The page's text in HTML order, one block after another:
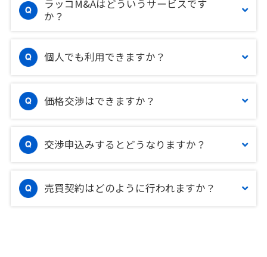
ラッコM&Aはどういうサービスです
か？
個人でも利用できますか？
価格交渉はできますか？
交渉申込みするとどうなりますか？
売買契約はどのように行われますか？